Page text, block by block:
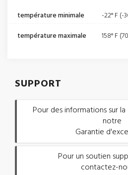
température minimale
-22° F (-
température maximale
158° F
SUPPORT
Pour des informations sur
notre
Garantie
Pour un soutien
contactez-